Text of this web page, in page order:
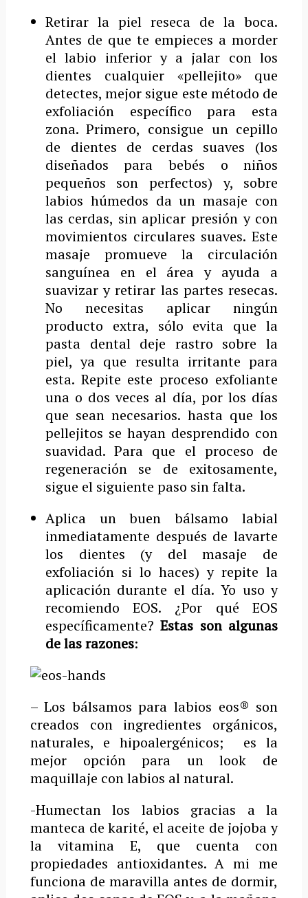
Retirar la piel reseca de la boca.
Antes de que te empieces a morder
el labio inferior y a jalar con los
dientes cualquier «pellejito» que
detectes, mejor sigue este método de
exfoliación específico para esta
zona. Primero, consigue un cepillo
de dientes de cerdas suaves (los
diseñados para bebés o niños
pequeños son perfectos) y, sobre
labios húmedos da un masaje con
las cerdas, sin aplicar presión y con
movimientos circulares suaves. Este
masaje promueve la circulación
sanguínea en el área y ayuda a
suavizar y retirar las partes resecas.
No necesitas aplicar ningún
producto extra, sólo evita que la
pasta dental deje rastro sobre la
piel, ya que resulta irritante para
esta. Repite este proceso exfoliante
una o dos veces al día, por los días
que sean necesarios. hasta que los
pellejitos se hayan desprendido con
suavidad. Para que el proceso de
regeneración se de exitosamente,
sigue el siguiente paso sin falta.
Aplica un buen bálsamo labial
inmediatamente después de lavarte
los dientes (y del masaje de
exfoliación si lo haces) y repite la
aplicación durante el día. Yo uso y
recomiendo EOS. ¿Por qué EOS
específicamente?Estas son algunas
de las razones:
– ­Los bálsamos para labios eos® son
creados con ingredientes orgánicos,
naturales, e hipoalergénicos; es la
mejor opción para un look de
maquillaje con labios al natural.
-Humectan los labios gracias a la
manteca de karité, el aceite de jojoba y
la vitamina E, que cuenta con
propiedades antioxidantes. A mi me
funciona de maravilla antes de dormir,